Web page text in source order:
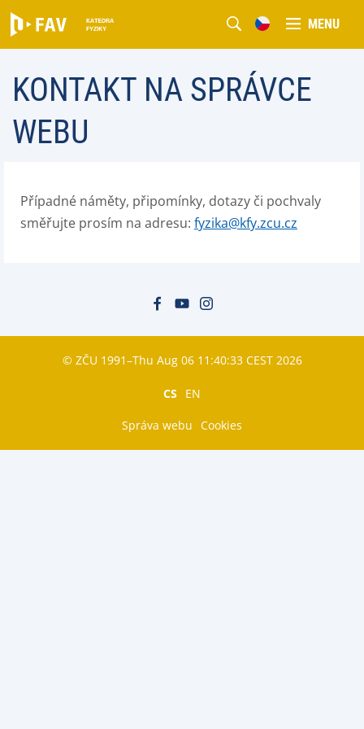
MENU
KONTAKT NA SPRÁVCE
WEBU
Případné náměty, připomínky, dotazy či pochvaly
směřujte prosím na adresu: fyzika@kfy.zcu.cz
© ZČU 1991–Thu Aug 06 11:40:33 CEST 2026
CS EN
Správa webu Cookies